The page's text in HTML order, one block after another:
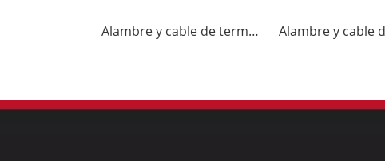
Alambre y cable de termopar K-GGP